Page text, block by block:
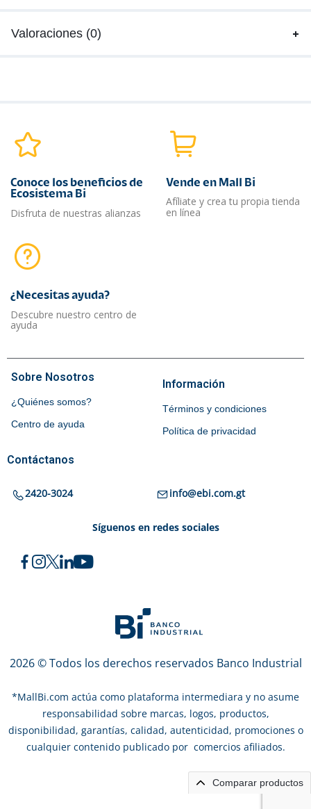
Valoraciones (0)
Conoce los beneficios de
Ecosistema Bi
Disfruta de nuestras alianzas
Vende en Mall Bi
Afíliate y crea tu propia tienda
en línea
¿Necesitas ayuda?​
Descubre nuestro centro de
ayuda
Sobre Nosotros
¿Quiénes somos?
Centro de ayuda
Información
Términos y condiciones
Política de privacidad
Contáctanos
2420-3024 info@ebi.com.gt
Síguenos en redes sociales
2026 © Todos los derechos reservados Banco Industrial
*MallBi.com actúa como plataforma intermediara y no asume
responsabilidad sobre marcas, logos, productos,
disponibilidad, garantías, calidad, autenticidad, promociones o
cualquier contenido publicado por comercios afiliados.
Comparar productos